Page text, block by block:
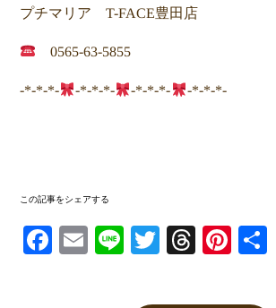
プチマリア T-FACE豊田店
0565-63-5855
-*-*-*- -*-*-*- -*-*-*- -*-*-*-
この記事をシェアする
FacebookEmail Line Twitter Threads Pinterest